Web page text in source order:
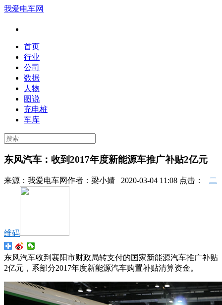
我爱电车网
首页
行业
公司
数据
人物
图说
充电桩
车库
东风汽车：收到2017年度新能源车推广补贴2亿元
来源： 我爱电车网作者： 梁小婧 2020-03-04 11:08 点击： 二
维码
东风汽车收到襄阳市财政局转支付的国家新能源汽车推广补贴
2亿元，系部分2017年度新能源汽车购置补贴清算资金。